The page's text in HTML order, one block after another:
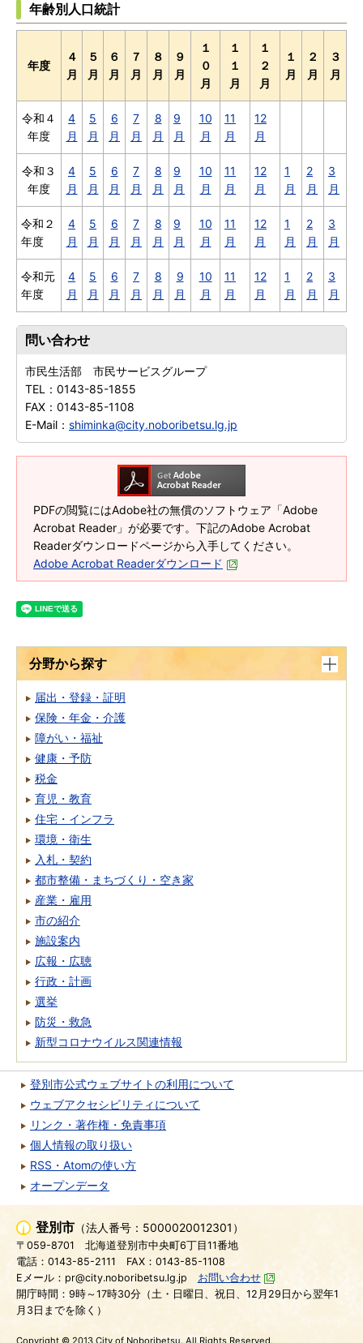
年齢別人口統計
年度
４
月
５
月
６
月
７
月
８
月
９
月
１
０
月
１
１
月
１
２
月
１
月
２
月
３
月
令和４
年度
4
月
5
月
6
月
7
月
8
月
9
月
10
月
11
月
12
月
令和３
年度
4
月
5
月
6
月
7
月
8
月
9
月
10
月
11
月
12
月
1
月
2
月
3
月
令和２
年度
4
月
5
月
6
月
7
月
8
月
9
月
10
月
11
月
12
月
1
月
2
月
3
月
令和元
年度
4
月
5
月
6
月
7
月
8
月
9
月
10
月
11
月
12
月
1
月
2
月
3
月
問い合わせ
市民生活部 市民サービスグループ
TEL： 0143-85-1855
FAX： 0143-85-1108
E-Mail： shiminka@city.noboribetsu.lg.jp
PDFの閲覧にはAdobe社の無償のソフトウェア「Adobe
Acrobat Reader」が必要です。下記のAdobe Acrobat
Readerダウンロードページから入手してください。
Adobe Acrobat Readerダウンロード
分野から探す
届出・登録・証明
保険・年金・介護
障がい・福祉
健康・予防
税金
育児・教育
住宅・インフラ
環境・衛生
入札・契約
都市整備・まちづくり・空き家
産業・雇用
市の紹介
施設案内
広報・広聴
行政・計画
選挙
防災・救急
新型コロナウイルス関連情報
登別市公式ウェブサイトの利用について
ウェブアクセシビリティについて
リンク・著作権・免責事項
個人情報の取り扱い
RSS・Atomの使い方
オープンデータ
登別市 （法人番号：5000020012301）
〒059-8701
北海道登別市中央町6丁目11番地
電話：0143-85-2111
FAX：0143-85-1108
Eメール：pr@city.noboribetsu.lg.jp
お問い合わせ
開庁時間：9時～17時30分（土・日曜日、祝日、12月29日から翌年1
月3日までを除く）
Copyright © 2013 City of Noboribetsu. All Rights Reserved.